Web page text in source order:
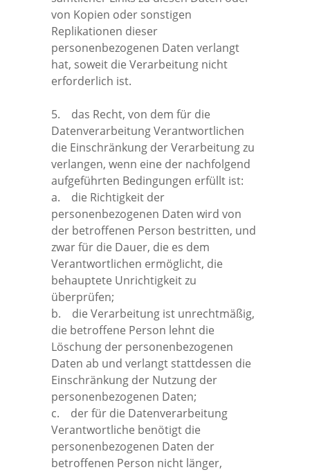
von Kopien oder sonstigen
Replikationen dieser
personenbezogenen Daten verlangt
hat, soweit die Verarbeitung nicht
erforderlich ist.
5. das Recht, von dem für die
Datenverarbeitung Verantwortlichen
die Einschränkung der Verarbeitung zu
verlangen, wenn eine der nachfolgend
aufgeführten Bedingungen erfüllt ist:
a. die Richtigkeit der
personenbezogenen Daten wird von
der betroffenen Person bestritten, und
zwar für die Dauer, die es dem
Verantwortlichen ermöglicht, die
behauptete Unrichtigkeit zu
überprüfen;
b. die Verarbeitung ist unrechtmäßig,
die betroffene Person lehnt die
Löschung der personenbezogenen
Daten ab und verlangt stattdessen die
Einschränkung der Nutzung der
personenbezogenen Daten;
c. der für die Datenverarbeitung
Verantwortliche benötigt die
personenbezogenen Daten der
betroffenen Person nicht länger,